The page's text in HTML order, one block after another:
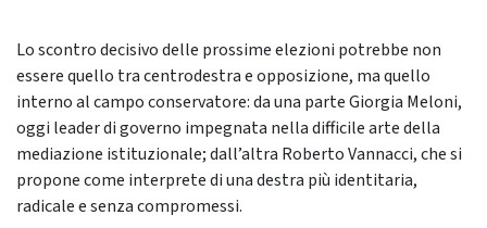
Lo scontro decisivo delle prossime elezioni potrebbe non
essere quello tra centrodestra e opposizione, ma quello
interno al campo conservatore: da una parte Giorgia Meloni,
oggi leader di governo impegnata nella difficile arte della
mediazione istituzionale; dall’altra Roberto Vannacci, che si
propone come interprete di una destra più identitaria,
radicale e senza compromessi.